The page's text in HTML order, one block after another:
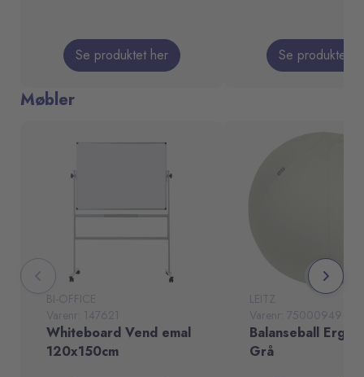
Se produktet her Se produktet
Møbler
BI-OFFICE
Whiteboard Vend emal
120x150cm
Varenr: 147621
LEITZ
Balanseball Ergo
Grå
Varenr: 75000949